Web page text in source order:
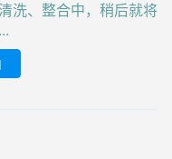
洗、整合中，稍后就将